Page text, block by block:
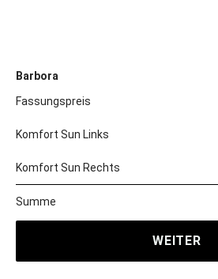
Barbora
Fassungspreis
Komfort Sun Links
Komfort Sun Rechts
Summe
WEITER